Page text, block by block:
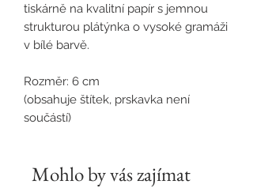
tiskárně na kvalitní papír s jemnou
strukturou plátýnka o vysoké gramáži
v bílé barvě.
Rozměr: 6 cm
(obsahuje štítek, prskavka není
součástí)
Mohlo by vás zajímat